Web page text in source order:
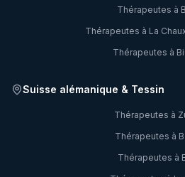
Thérapeutes à
Thérapeutes à La
Thérapeutes à
Suisse alémanique & Tessin
Thérapeutes à
Thérapeutes à
Thérapeutes à